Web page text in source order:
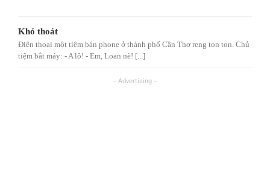
Khó thoát
Điện thoại một tiệm bán phone ở thành phố Cần Thơ reng ton ton. Chủ
tiệm bắt máy: - A lô! - Em, Loan nè! [...]